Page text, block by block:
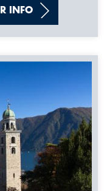
INFO